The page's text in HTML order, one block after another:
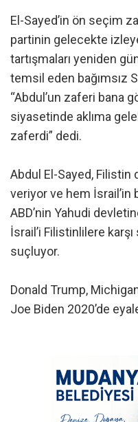
El-Sayed’in ön seçim
partinin gelecekte
tartışmaları yeniden
temsil eden bağımsız
“Abdul’un zaferi bana
siyasetinde aklıma
zaferdi” dedi.
Abdul El-Sayed, Filistin
veriyor ve hem İsrail’in
ABD’nin Yahudi
İsrail’i Filistinlilere
suçluyor.
Donald Trump,
Joe Biden 2020’de